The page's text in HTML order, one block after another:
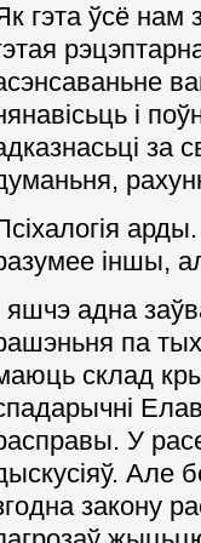
гэта ўсё нам
і
за
іншы,
яшчэ адна
па
склад
У
Але
закону